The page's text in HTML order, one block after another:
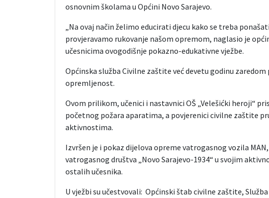
osnovnim školama u Općini Novo Sarajevo.
„Na ovaj način želimo educirati djecu kako se treba
provjeravamo rukovanje našom opremom, naglasio je
učesnicima ovogodišnje pokazno-edukativne vježbe.
Općinska služba Civilne zaštite već devetu godinu
opremljenost.
Ovom prilikom, učenici i nastavnici OŠ „Velešićki heroji“
početnog požara aparatima, a povjerenici civilne zaštite
aktivnostima.
Izvršen je i pokaz dijelova opreme vatrogasnog vozila
vatrogasnog društva „Novo Sarajevo-1934“ u svojim
ostalih učesnika.
U vježbi su učestvovali: Općinski štab civilne zaštite,